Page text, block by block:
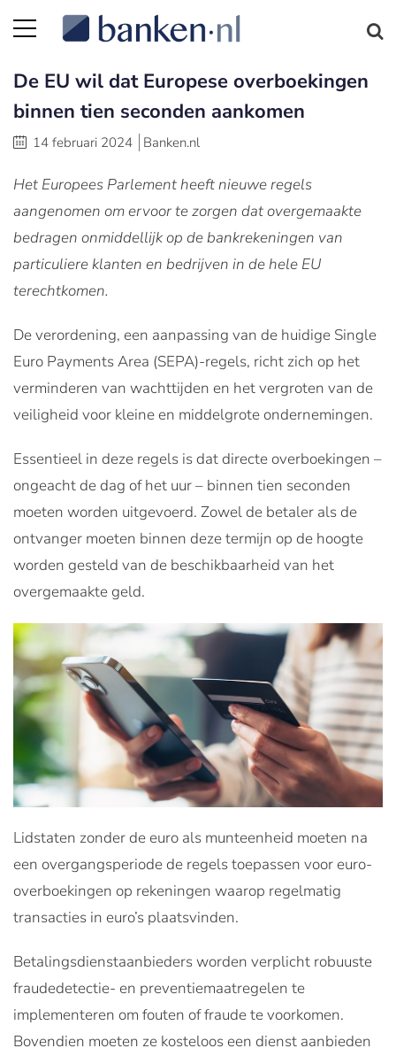
De EU wil dat Europese overboekingen
binnen tien seconden aankomen
14 februari 2024 Banken.nl
Het Europees Parlement heeft nieuwe regels
aangenomen om ervoor te zorgen dat overgemaakte
bedragen onmiddellijk op de bankrekeningen van
particuliere klanten en bedrijven in de hele EU
terechtkomen.
De verordening, een aanpassing van de huidige Single
Euro Payments Area (SEPA)-regels, richt zich op het
verminderen van wachttijden en het vergroten van de
veiligheid voor kleine en middelgrote ondernemingen.
Essentieel in deze regels is dat directe overboekingen –
ongeacht de dag of het uur – binnen tien seconden
moeten worden uitgevoerd. Zowel de betaler als de
ontvanger moeten binnen deze termijn op de hoogte
worden gesteld van de beschikbaarheid van het
overgemaakte geld.
Lidstaten zonder de euro als munteenheid moeten na
een overgangsperiode de regels toepassen voor euro-
overboekingen op rekeningen waarop regelmatig
transacties in euro’s plaatsvinden.
Betalingsdienstaanbieders worden verplicht robuuste
fraudedetectie- en preventiemaatregelen te
implementeren om fouten of fraude te voorkomen.
Bovendien moeten ze kosteloos een dienst aanbieden